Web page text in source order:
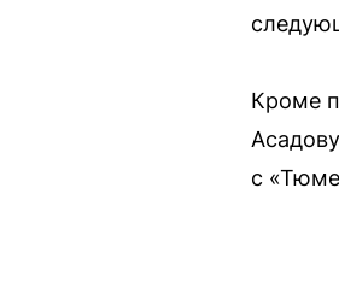
Кроме
с